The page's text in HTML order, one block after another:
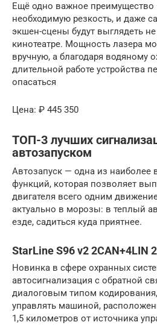
Ещё одно важное преимущество
необходимую резкость, и даже
экшен-сцены будут выглядеть
кинотеатре. Мощность лазера
вручную, а благодаря водяному
длительной работе устройства
опасаться
Цена: ₽ 445 350
ТОП-3 лучших
автозапуском
Автозапуск — одна из наиболее
функций, которая позволяет
двигателя всего одним
актуально в морозы: в теплый
езде, садиться куда приятнее.
StarLine S96 v2 2CAN+4LIN
Новинка в сфере охранных
автосигнализация с обратной
диалоговым типом
управлять машиной,
1,5 километров от источника